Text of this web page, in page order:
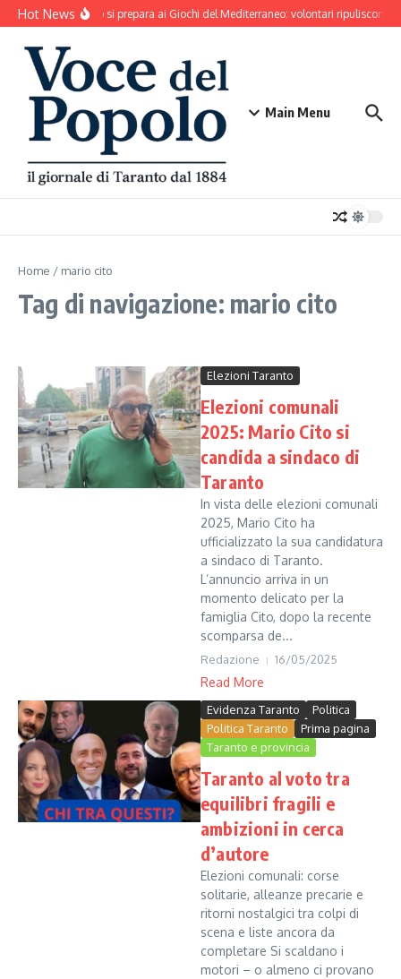
Salta al contenuto
Hot NewsTaranto si prepara ai Giochi del Mediterraneo: volontari ripuliscono
Main Menu
Home / mario cito
Tag di navigazione: mario cito
Elezioni Taranto
Elezioni comunali
2025: Mario Cito si
candida a sindaco di
Taranto
In vista delle elezioni comunali
2025, Mario Cito ha
ufficializzato la sua candidatura
a sindaco di Taranto.
L’annuncio arriva in un
momento delicato per la
famiglia Cito, dopo la recente
scomparsa de...
Redazione 16/05/2025
Read More
Evidenza Taranto
Politica
Politica Taranto
Prima pagina
Taranto e provincia
Taranto al voto tra
equilibri fragili e
ambizioni in cerca
d’autore
Elezioni comunali: corse
solitarie, alleanze precarie e
ritorni nostalgici tra colpi di
scena e liste ancora da
completare Si scaldano i
motori – o almeno ci provano